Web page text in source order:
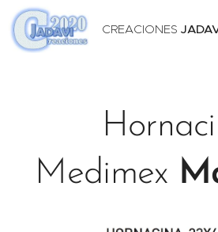
CREACIONES
Medimex